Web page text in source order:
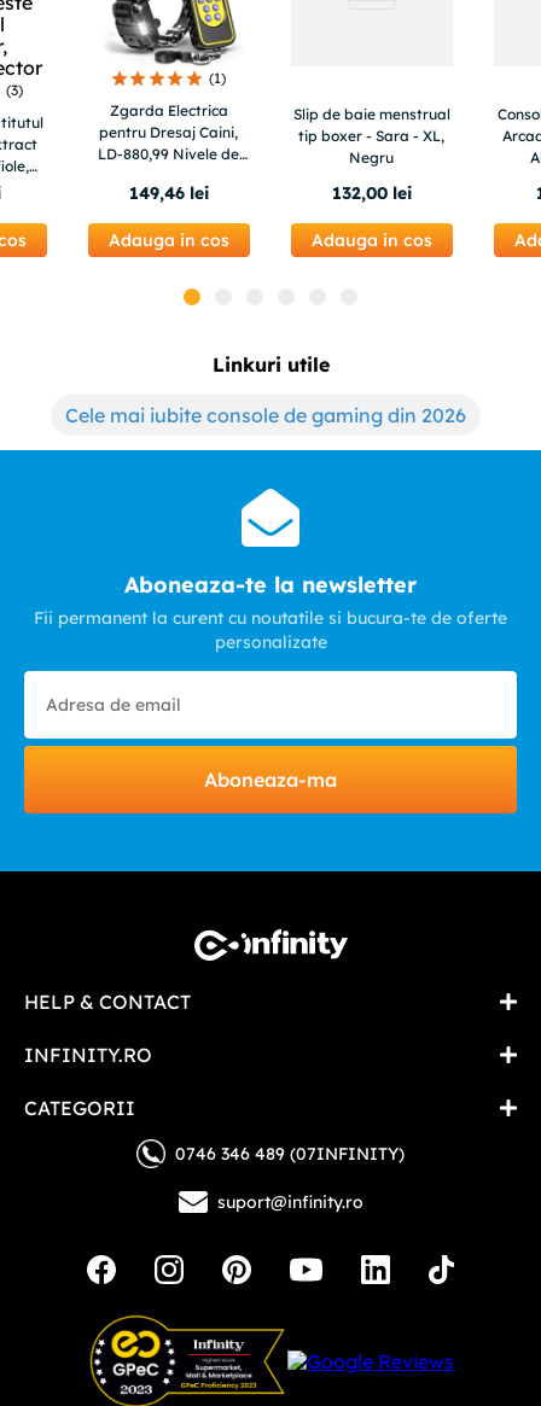
(3)
(1)
Zgarda Electrica
pentru Dresaj Caini,
LD-880,99 Nivele de
Raza Actiune 800m,
149,46 lei
Adauga in cos
Slip de baie menstrual
tip boxer - Sara - XL,
Negru
132,00 lei
Adauga in cos
Linkuri utile
Cele mai iubite console de gaming din 2026
Aboneaza-te la newsletter
Fii permanent la curent cu noutatile si bucura-te de oferte
personalizate
Aboneaza-ma
HELP & CONTACT
INFINITY.RO
CATEGORII
0746 346 489 (07INFINITY)
suport@infinity.ro